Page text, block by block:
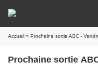
Accueil » Prochaine sortie ABC -
Prochaine sortie